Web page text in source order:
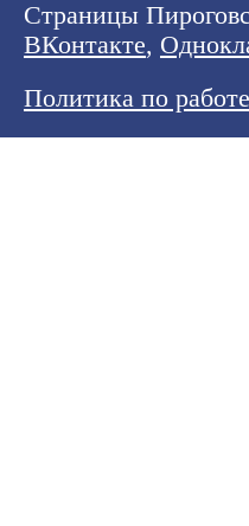
Страницы
ВКонтакте,
Политика по